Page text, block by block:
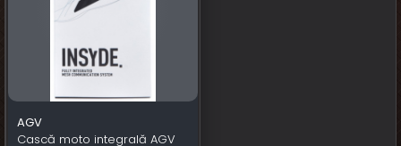
AGV
Cască moto integrală AGV